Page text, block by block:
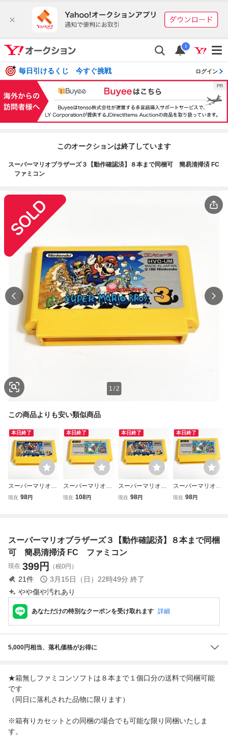
i
毎日引けるくじ 今すぐ挑戦 ログイン
このオークションは終了しています
スーパーマリオブラザーズ３【動作確認済】８本まで同梱可 簡易清掃済 FC
ファミコン
1 /2
この商品よりも安い類似商品
本日終了
スーパーマリオブ
ラザーズ３【動作
現在 98円
本日終了
スーパーマリオブ
ラザーズ【動作確
現在 108円
本日終了
スーパーマリオブ
ラザーズ３【動作
現在 98円
本日終了
スーパーマリオブ
ラザーズ【動作確
現在 98円
スーパーマリオブラザーズ３【動作確認済】８本まで同梱
可 簡易清掃済 FC ファミコン
現在 399円 （税0円）
21件 3月15日（日）22時49分 終了
やや傷や汚れあり
あなただけの特別なクーポンを受け取れます 詳細
5,000円相当、落札価格がお得に
★箱無しファミコンソフトは８本まで１個口分の送料で同梱可能
です
（同日に落札された品物に限ります）
※箱有りカセットとの同梱の場合でも可能な限り同梱いたしま
す。